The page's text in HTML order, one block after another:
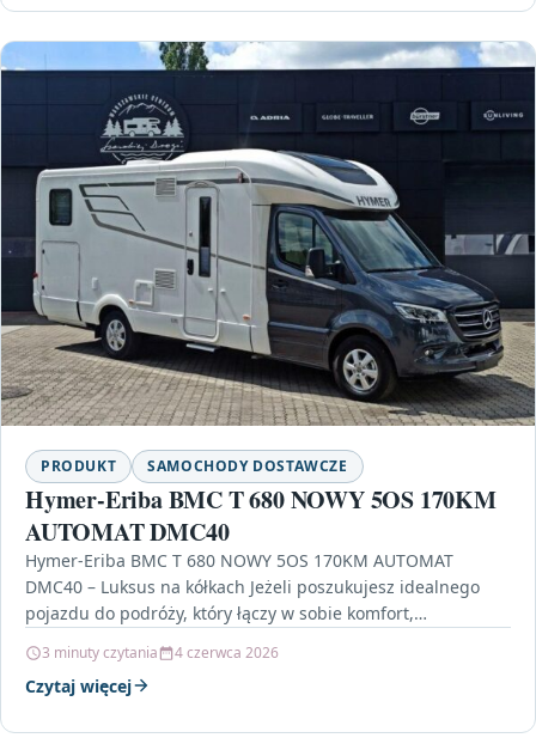
PRODUKT SAMOCHODY DOSTAWCZE
Hymer-Eriba BMC T 680 NOWY 5OS 170KM
AUTOMAT DMC40
Hymer-Eriba BMC T 680 NOWY 5OS 170KM AUTOMAT
DMC40 – Luksus na kółkach Jeżeli poszukujesz idealnego
pojazdu do podróży, który łączy w sobie komfort,…
3 minuty czytania 4 czerwca 2026
Czytaj więcej